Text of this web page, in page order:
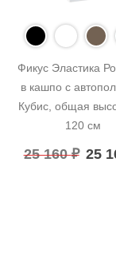
Фикус Эластика
в кашпо с
Кубис, общая
120 см
25 160₽ 25